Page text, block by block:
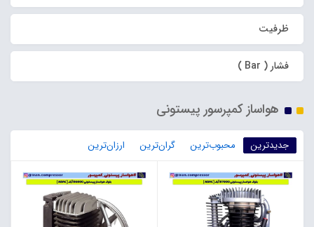
ظرفیت
فشار ( Bar )
هواساز کمپرسور پیستونی
جدیدترین محبوب‌ترین گران‌ترین ارزان‌ترین